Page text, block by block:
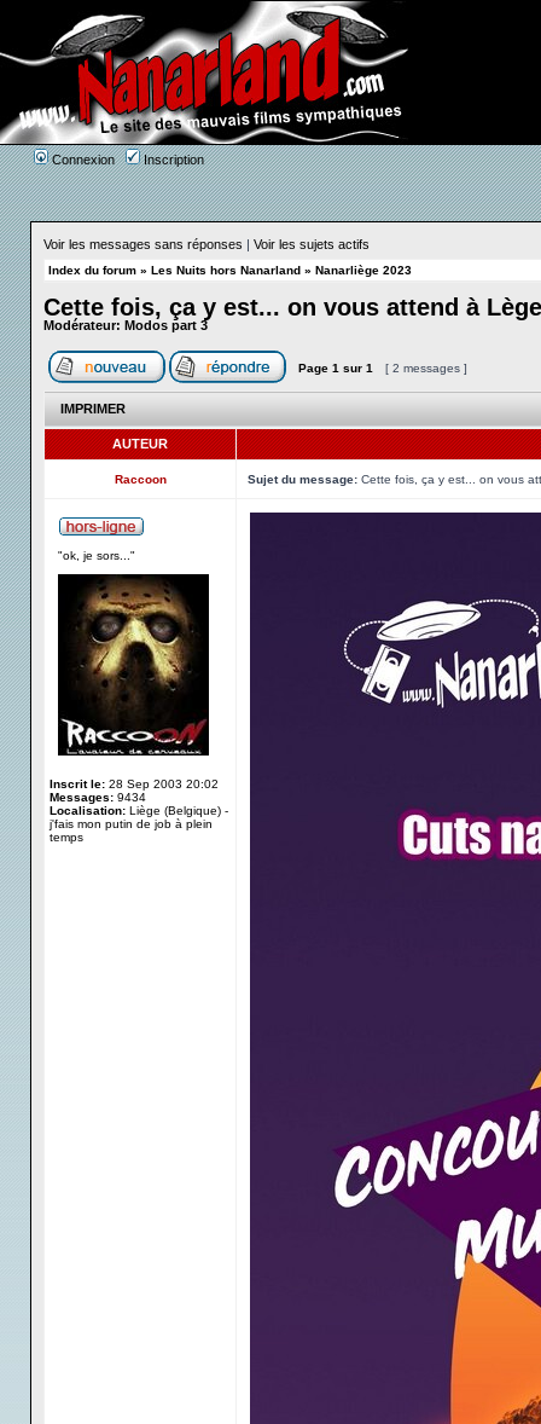
Connexion Inscription
Voir les messages sans réponses | Voir les sujets actifs
Index du forum » Les Nuits hors Nanarland » Nanarliège 2023
Cette fois, ça y est... on vous attend à
Modérateur: Modos part 3
Page 1 sur 1 [ 2 messages ]
IMPRIMER
AUTEUR
Raccoon Sujet du message: Cette fois, ça y est... on vous
"ok, je sors..."
Inscrit le: 28 Sep 2003 20:02
Messages: 9434
Localisation: Liège (Belgique) -
j'fais mon putin de job à plein
temps